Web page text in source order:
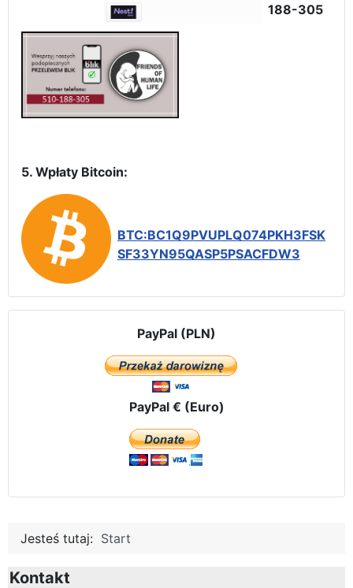
188-305
5. Wpłaty Bitcoin:
BTC:BC1Q9PVUPLQ074PKH3FSK
SF33YN95QASP5PSACFDW3
PayPal (PLN)
PayPal € (Euro)
Jesteś tutaj: Start
Kontakt